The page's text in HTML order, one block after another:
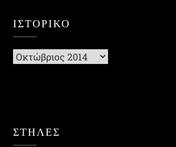
ΙΣΤΟΡΙΚΌ
Ιστορικό
ΣΤΗΛΕΣ